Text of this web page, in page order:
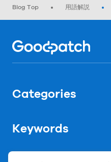
Blog Top 用語解説
Categories
Keywords